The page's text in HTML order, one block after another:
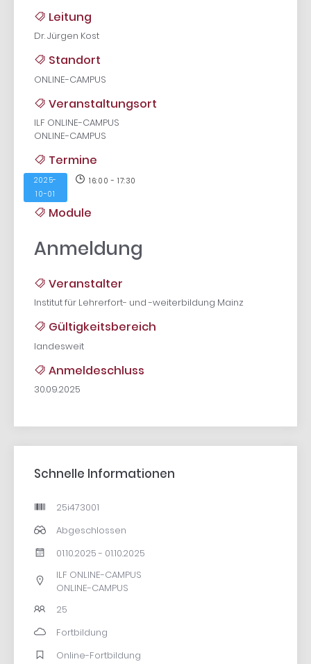
Leitung
Dr. Jürgen Kost
Standort
ONLINE-CAMPUS
Veranstaltungsort
ILF ONLINE-CAMPUS
ONLINE-CAMPUS
Termine
2025-
10-01
16:00 - 17:30
Module
Anmeldung
Veranstalter
Institut für Lehrerfort- und -weiterbildung Mainz
Gültigkeitsbereich
landesweit
Anmeldeschluss
30.09.2025
Schnelle Informationen
25i473001
Abgeschlossen
01.10.2025 - 01.10.2025
ILF ONLINE-CAMPUS
ONLINE-CAMPUS
25
Fortbildung
Online-Fortbildung